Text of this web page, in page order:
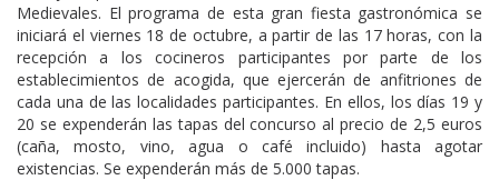
Medievales. El programa de esta gran fiesta gastronómica se
iniciará el viernes 18 de octubre, a partir de las 17 horas, con la
recepción a los cocineros participantes por parte de los
establecimientos de acogida, que ejercerán de anfitriones de
cada una de las localidades participantes. En ellos, los días 19 y
20 se expenderán las tapas del concurso al precio de 2,5 euros
(caña, mosto, vino, agua o café incluido) hasta agotar
existencias. Se expenderán más de 5.000 tapas.